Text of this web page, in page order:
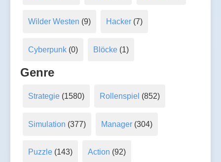
Wilder Westen (9) Hacker (7)
Cyberpunk(0) Blöcke (1)
Genre
Strategie(1580) Rollenspiel (852)
Simulation (377) Manager (304)
Puzzle(143) Action (92)